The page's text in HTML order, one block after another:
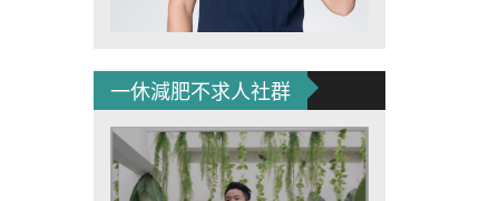
一休減肥不求人社群